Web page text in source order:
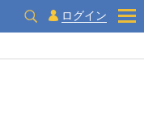
ログイン